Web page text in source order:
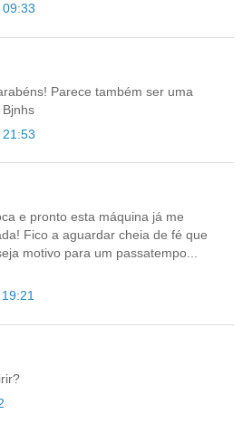
Parece também ser uma
e pronto esta máquina já me
Fico a aguardar cheia de fé que
motivo para um passatempo...